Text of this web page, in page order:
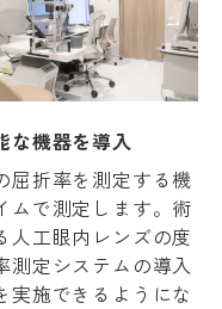
な機器を導入
屈折率を測定する機
ムで測定します。術
人工眼内レンズの度
測定システムの導入
実施できるようにな